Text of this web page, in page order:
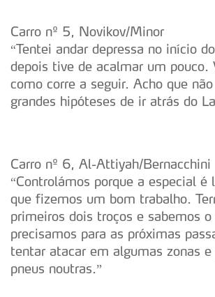
Carro nº 5, Novikov/Minor
“Tentei andar depressa no início
depois tive de acalmar um pouco.
como corre a seguir. Acho que
grandes hipóteses de ir atrás do
Carro nº 6, Al-Attiyah/Bernacchini
“Controlámos porque a especial é
que fizemos um bom trabalho.
primeiros dois troços e sabemos o
precisamos para as próximas
tentar atacar em algumas zonas e
pneus noutras.”